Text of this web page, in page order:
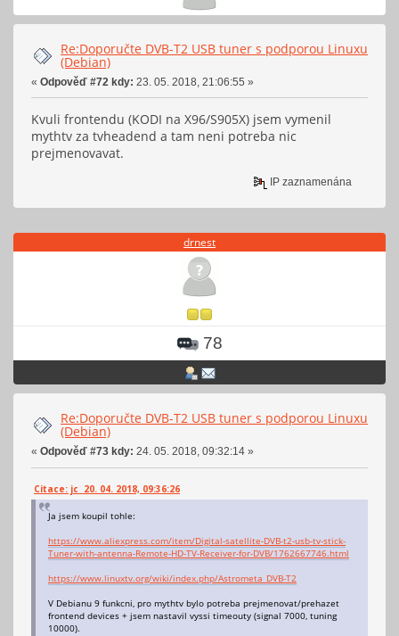
Re:Doporučte DVB-T2 USB tuner s podporou Linuxu
(Debian)
« Odpověď #72 kdy: 23. 05. 2018, 21:06:55 »
Kvuli frontendu (KODI na X96/S905X) jsem vymenil
mythtv za tvheadend a tam neni potreba nic
prejmenovavat.
IP zaznamenána
drnest
78
Re:Doporučte DVB-T2 USB tuner s podporou Linuxu
(Debian)
« Odpověď #73 kdy: 24. 05. 2018, 09:32:14 »
Citace: jc 20. 04. 2018, 09:36:26
Ja jsem koupil tohle:
https://www.aliexpress.com/item/Digital-satellite-DVB-t2-usb-tv-stick-
Tuner-with-antenna-Remote-HD-TV-Receiver-for-DVB/1762667746.html
https://www.linuxtv.org/wiki/index.php/Astrometa_DVB-T2
V Debianu 9 funkcni, pro mythtv bylo potreba prejmenovat/prehazet
frontend devices + jsem nastavil vyssi timeouty (signal 7000, tuning
10000).